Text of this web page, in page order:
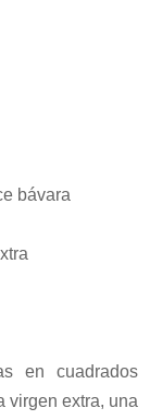
bávara
en cuadrados
virgen extra, una